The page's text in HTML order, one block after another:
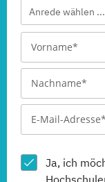
Anrede wählen ...
Ja, ich